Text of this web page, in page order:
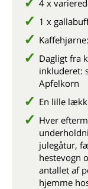
4 x
1 x
Dagligt fra
inkluderet:
Apfelkorn
En lille
Hver
julegåtur,
hestevogn
antallet af
hjemme